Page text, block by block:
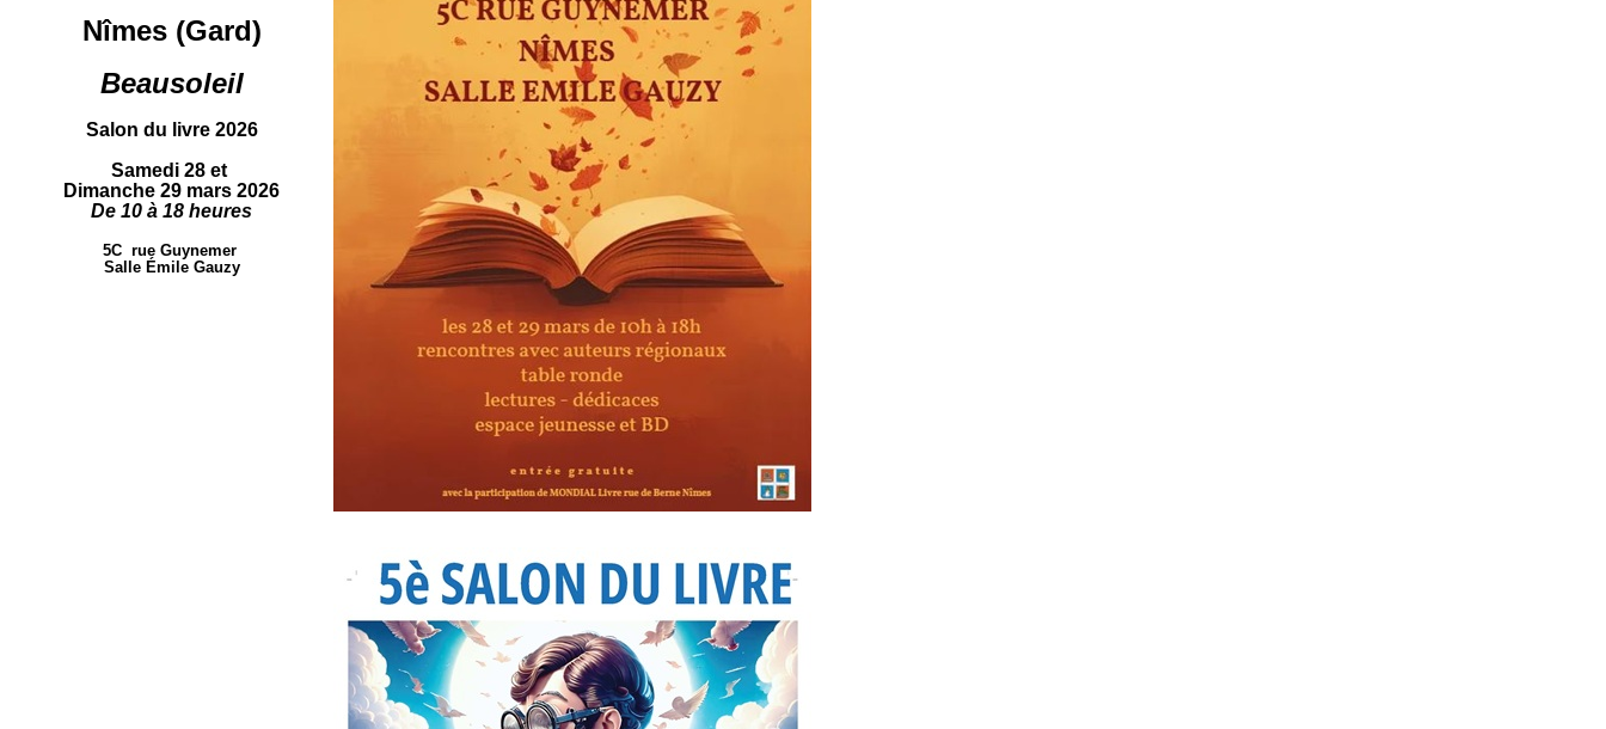
Nîmes (Gard)
Beausoleil
Salon du livre 2026
Samedi 28 et
Dimanche 29 mars 2026
De 10 à 18 heures
5C rue Guynemer
Salle Émile Gauzy